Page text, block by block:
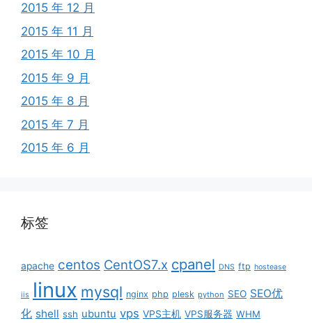
2015 年 12 月
2015 年 11 月
2015 年 10 月
2015 年 9 月
2015 年 8 月
2015 年 7 月
2015 年 6 月
标签
apache centos CentOS7.x cpanel DNS ftp hostease
iis linux mysql nginx php plesk python SEO SEO优
化 shell ssh ubuntu vps VPS主机 VPS服务器 WHM